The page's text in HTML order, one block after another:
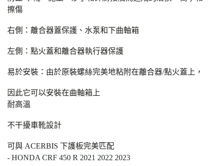
擦傷
右側：離合器蓋保護、水泵和下曲軸箱
左側：點火蓋和離合器執行器保護
易於安裝：由於原裝螺絲完美地粘附在離合器/點火蓋上，
因此它可以安裝在曲軸箱上
耐高溫
不干擾車靴設計
可與 ACERBIS 下護板完美匹配
- HONDA CRF 450 R 2021 2022 2023